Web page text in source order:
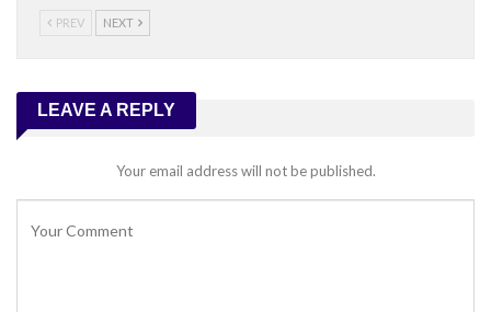
PREV NEXT
LEAVE A REPLY
Your email address will not be published.